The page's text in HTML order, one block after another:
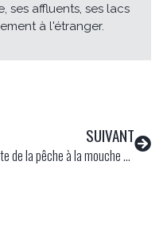
ses affluents, ses lacs
à l'étranger.
SUIVANT
Fête de la pêche à la mouche et de la Dordogne.